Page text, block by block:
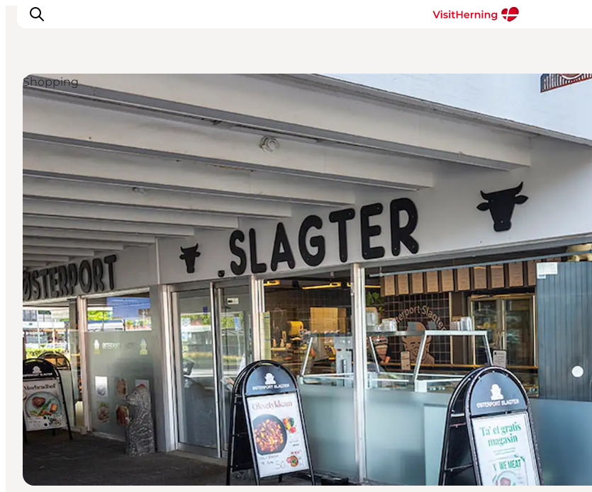
Spis, drik og shop
Kunstlandet
Se og oplev
Find vej
Sov godt
Book overnatning
Shopping